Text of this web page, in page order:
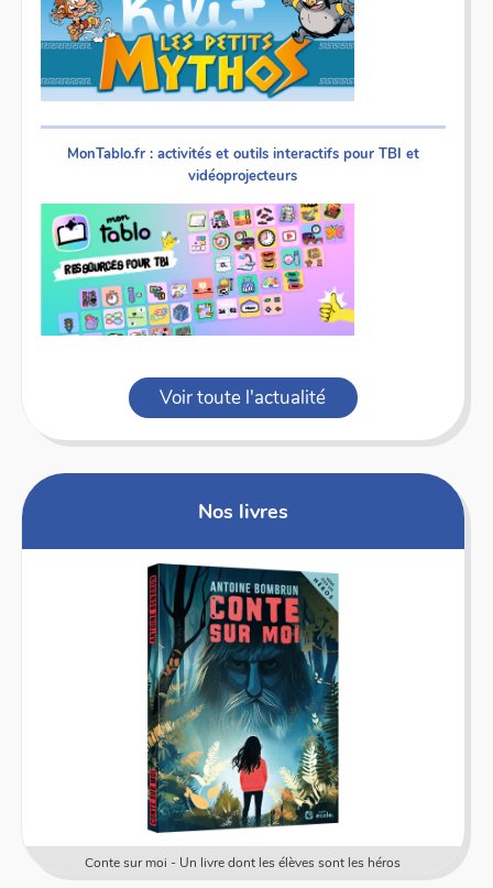
MonTablo.fr : activités et outils interactifs pour TBI et
vidéoprojecteurs
Voir toute l'actualité
Nos livres
Conte sur moi - Un livre dont les élèves sont les héros